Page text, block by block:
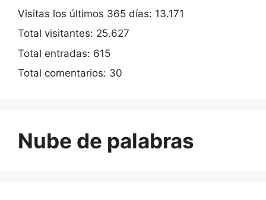
Visitas los últimos 365 días: 13.171
Total visitantes: 25.627
Total entradas: 615
Total comentarios: 30
Nube de palabras